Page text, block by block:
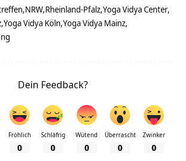
NRW Rheinland-Pfalz Yoga Vidya Center
Yoga Vidya Köln Yoga Vidya Mainz
Dein Feedback?
Fröhlich
0
Schläfrig
0
Wütend
0
Überrascht
0
Zwinker
0